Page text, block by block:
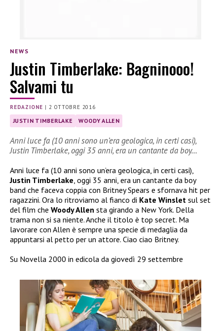
NEWS
Justin Timberlake: Bagninooo!
Salvami tu
REDAZIONE | 2 OTTOBRE 2016
JUSTIN TIMBERLAKE WOODY ALLEN
Anni luce fa (10 anni sono un’era geologica, in certi casi),
Justin Timberlake, oggi 35 anni, era un cantante da boy…
Anni luce fa (10 anni sono un’era geologica, in certi casi),
Justin Timberlake , oggi 35 anni, era un cantante da boy
band che faceva coppia con Britney Spears e sfornava hit per
ragazzini. Ora lo ritroviamo al fianco di Kate Winslet sul set
del film che Woody Allen sta girando a New York. Della
trama non si sa niente. Anche il titolo è top secret. Ma
lavorare con Allen è sempre una specie di medaglia da
appuntarsi al petto per un attore. Ciao ciao Britney.
Su Novella 2000 in edicola da giovedì 29 settembre